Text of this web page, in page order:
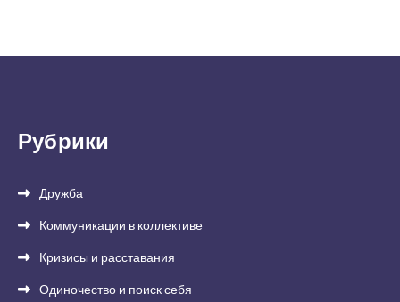
Рубрики
Дружба
Коммуникации в коллективе
Кризисы и расставания
Одиночество и поиск себя